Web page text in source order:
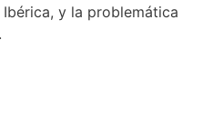
Ibérica, y la problemática